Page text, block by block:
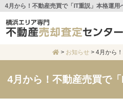
> お知らせ > 4月から
4月から！不動産売買で